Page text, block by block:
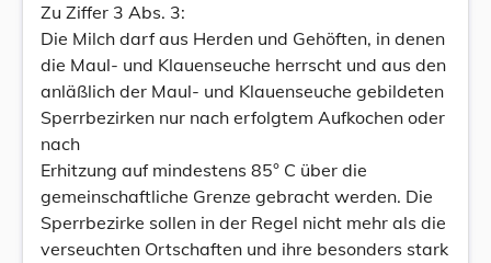
Zu Ziffer 3 Abs. 3:
Die Milch darf aus Herden und Gehöften, in denen
die Maul- und Klauenseuche herrscht und aus den
anläßlich der Maul- und Klauenseuche gebildeten
Sperrbezirken nur nach erfolgtem Aufkochen oder
nach
Erhitzung auf mindestens 85° C über die
gemeinschaftliche Grenze gebracht werden. Die
Sperrbezirke sollen in der Regel nicht mehr als die
verseuchten Ortschaften und ihre besonders stark